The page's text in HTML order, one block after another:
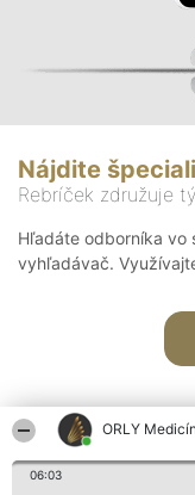
ORLY
06:03
Nájdite
Rebríček združuje
Hľadáte odborníka vo
vyhľadávač.